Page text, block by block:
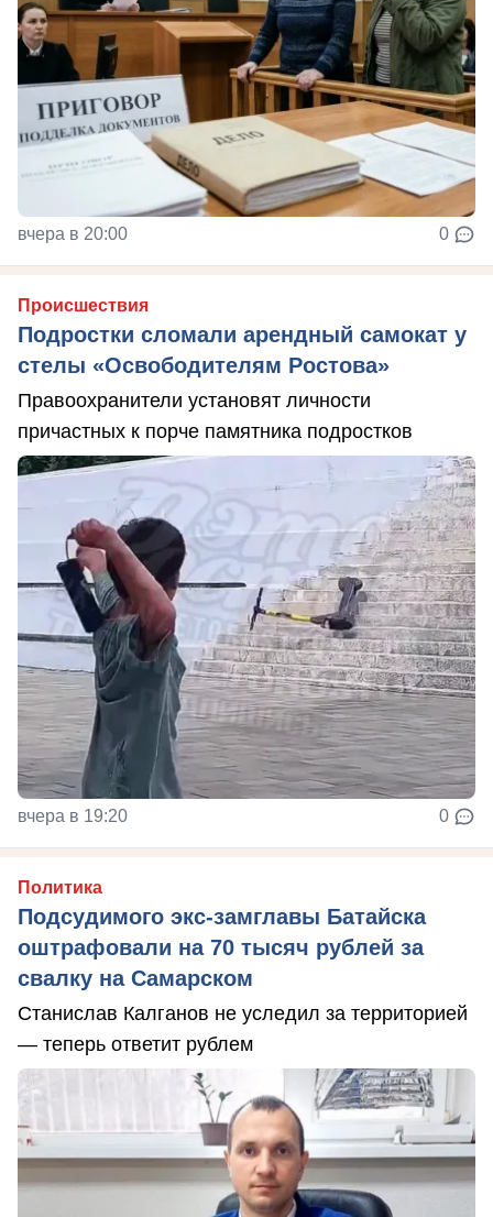
вчера в 20:00 0
Происшествия
Подростки сломали арендный самокат у
стелы «Освободителям Ростова»
Правоохранители установят личности
причастных к порче памятника подростков
вчера в 19:20 0
Политика
Подсудимого экс-замглавы Батайска
оштрафовали на 70 тысяч рублей за
свалку на Самарском
Станислав Калганов не уследил за территорией
— теперь ответит рублем